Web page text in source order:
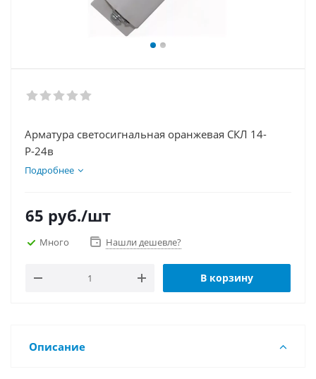
Арматура светосигнальная оранжевая СКЛ 14-
Р-24в
Подробнее
65 руб./шт
Много Нашли дешевле?
В корзину
Описание